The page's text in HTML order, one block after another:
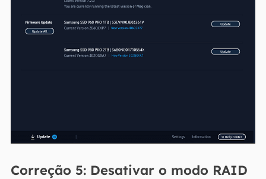
Correção 5: Desativar o modo RAID